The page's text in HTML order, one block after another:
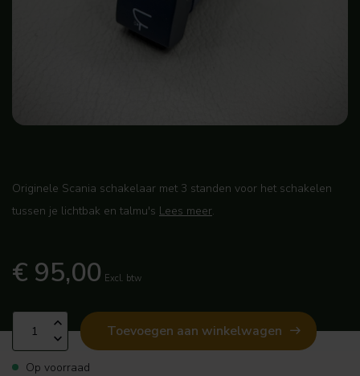
Originele Scania schakelaar met 3 standen voor het schakelen
tussen je lichtbak en talmu's Lees meer.
€ 95,00 Excl. btw
Toevoegen aan winkelwagen
Op voorraad